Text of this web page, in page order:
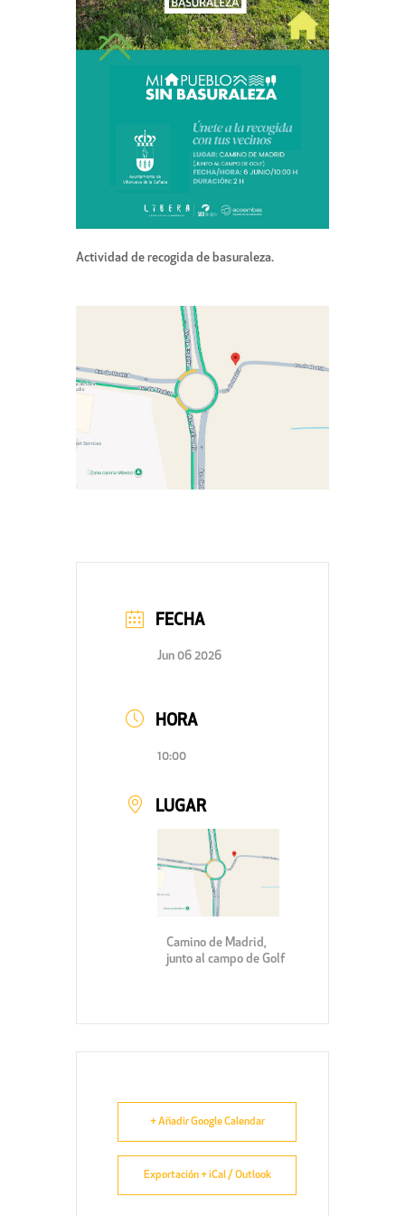
Actividad de recogida de basuraleza.
FECHA
Jun 06 2026
HORA
10:00
LUGAR
Camino de Madrid,
junto al campo de Golf
+ Añadir Google Calendar
Exportación + iCal / Outlook